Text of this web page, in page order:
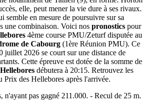
elle, peut mener la vie dure à ses rivaux.
semble en mesure de poursuivre sur sa
une combinaison. Voici nos pronostics pour
4ème course PMU/Zeturf disputée au
de Cabourg (1ère Réunion PMU). Ce
juillet 2026 se court sur une distance de
Cette épreuve est dotée de la somme de
débutera à 20:15. Retrouvez les
Prix des Hellebores après l'arrivée.
n'ayant pas gagné 211.000. - Recul de 25 m.